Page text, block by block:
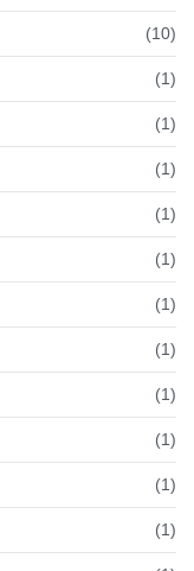
(10)
(1)
(1)
(1)
(1)
(1)
(1)
(1)
(1)
(1)
(1)
(1)